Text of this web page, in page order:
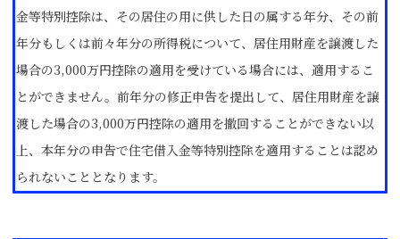
金等特別控除は、その居住の用に供した日の属する年分、その前
年分もしくは前々年分の所得税について、居住用財産を譲渡した
場合の3,000万円控除の適用を受けている場合には、適用するこ
とができません。前年分の修正申告を提出して、居住用財産を譲
渡した場合の3,000万円控除の適用を撤回することができない以
上、本年分の申告で住宅借入金等特別控除を適用することは認め
られないこととなります。